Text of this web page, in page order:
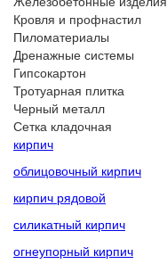
Кровля и профнастил
Пиломатериалы
Дренажные системы
Гипсокартон
Тротуарная плитка
Черный металл
Сетка кладочная
кирпич
облицовочный кирпич
кирпич рядовой
силикатный кирпич
огнеупорный кирпич